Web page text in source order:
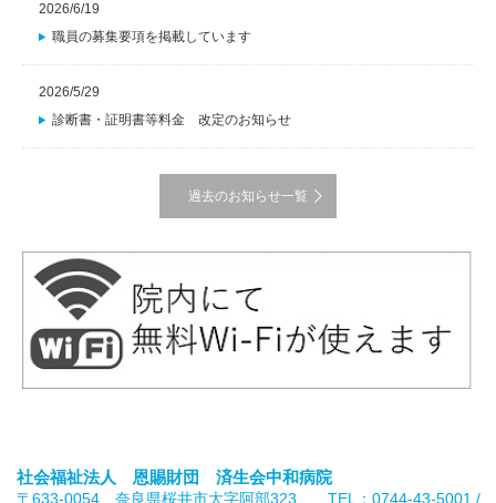
2026/6/19
職員の募集要項を掲載しています
2026/5/29
診断書・証明書等料金 改定のお知らせ
過去のお知らせ一覧
社会福祉法人 恩賜財団 済生会中和病院
〒633-0054 奈良県桜井市大字阿部323 TEL：0744-43-5001 /